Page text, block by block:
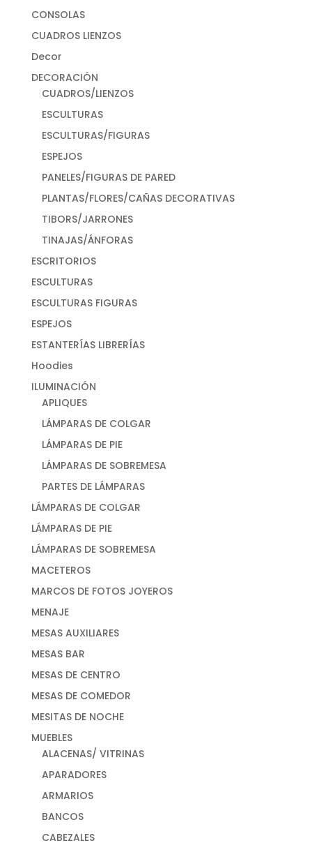
CONSOLAS
CUADROS LIENZOS
Decor
DECORACIÓN
CUADROS/LIENZOS
ESCULTURAS
ESCULTURAS/FIGURAS
ESPEJOS
PANELES/FIGURAS DE PARED
PLANTAS/FLORES/CAÑAS DECORATIVAS
TIBORS/JARRONES
TINAJAS/ÁNFORAS
ESCRITORIOS
ESCULTURAS
ESCULTURAS FIGURAS
ESPEJOS
ESTANTERÍAS LIBRERÍAS
Hoodies
ILUMINACIÓN
APLIQUES
LÁMPARAS DE COLGAR
LÁMPARAS DE PIE
LÁMPARAS DE SOBREMESA
PARTES DE LÁMPARAS
LÁMPARAS DE COLGAR
LÁMPARAS DE PIE
LÁMPARAS DE SOBREMESA
MACETEROS
MARCOS DE FOTOS JOYEROS
MENAJE
MESAS AUXILIARES
MESAS BAR
MESAS DE CENTRO
MESAS DE COMEDOR
MESITAS DE NOCHE
MUEBLES
ALACENAS/ VITRINAS
APARADORES
ARMARIOS
BANCOS
CABEZALES